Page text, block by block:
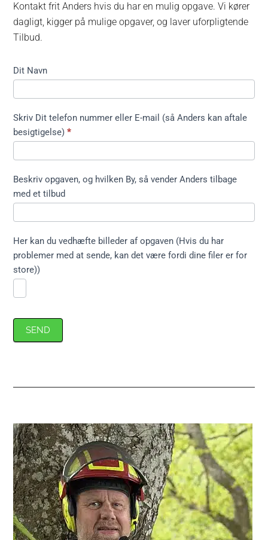
Kontakt frit Anders hvis du har en mulig opgave. Vi kører
dagligt, kigger på mulige opgaver, og laver uforpligtende
Tilbud.
Kontakt
kort ikke
træfældning
Dit Navn
Skriv Dit telefon nummer eller E-mail (så Anders kan aftale
besigtigelse)*
Beskriv opgaven, og hvilken By, så vender Anders tilbage
med et tilbud
Her kan du vedhæfte billeder af opgaven (Hvis du har
problemer med at sende, kan det være fordi dine filer er for
store))
SEND
Primær
Sidebar